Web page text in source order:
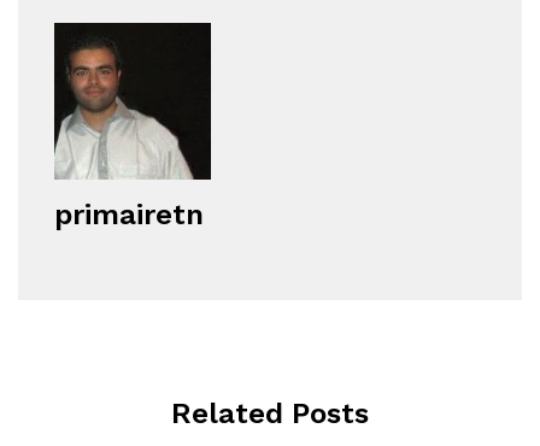
primairetn
Related Posts